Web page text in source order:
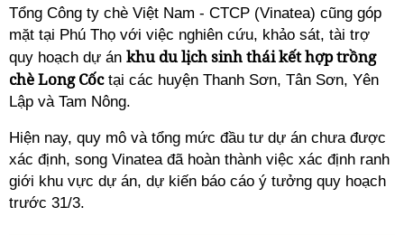
Tổng Công ty chè Việt Nam - CTCP (Vinatea) cũng góp
mặt tại Phú Thọ với việc nghiên cứu, khảo sát, tài trợ
quy hoạch dự án khu du lịch sinh thái kết hợp trồng
chè Long Cốctại các huyện Thanh Sơn, Tân Sơn, Yên
Lập và Tam Nông.
Hiện nay, quy mô và tổng mức đầu tư dự án chưa được
xác định, song Vinatea đã hoàn thành việc xác định ranh
giới khu vực dự án, dự kiến báo cáo ý tưởng quy hoạch
trước 31/3.